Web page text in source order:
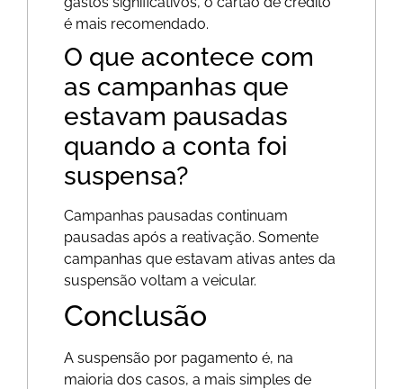
é mais recomendado.
O que acontece com
as campanhas que
estavam pausadas
quando a conta foi
suspensa?
Campanhas pausadas continuam
pausadas após a reativação. Somente
campanhas que estavam ativas antes da
suspensão voltam a veicular.
Conclusão
A suspensão por pagamento é, na
maioria dos casos, a mais simples de